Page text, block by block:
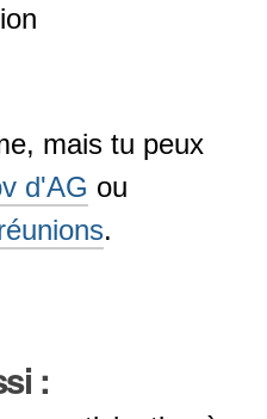
mais tu peux
d'AG ou
.
: